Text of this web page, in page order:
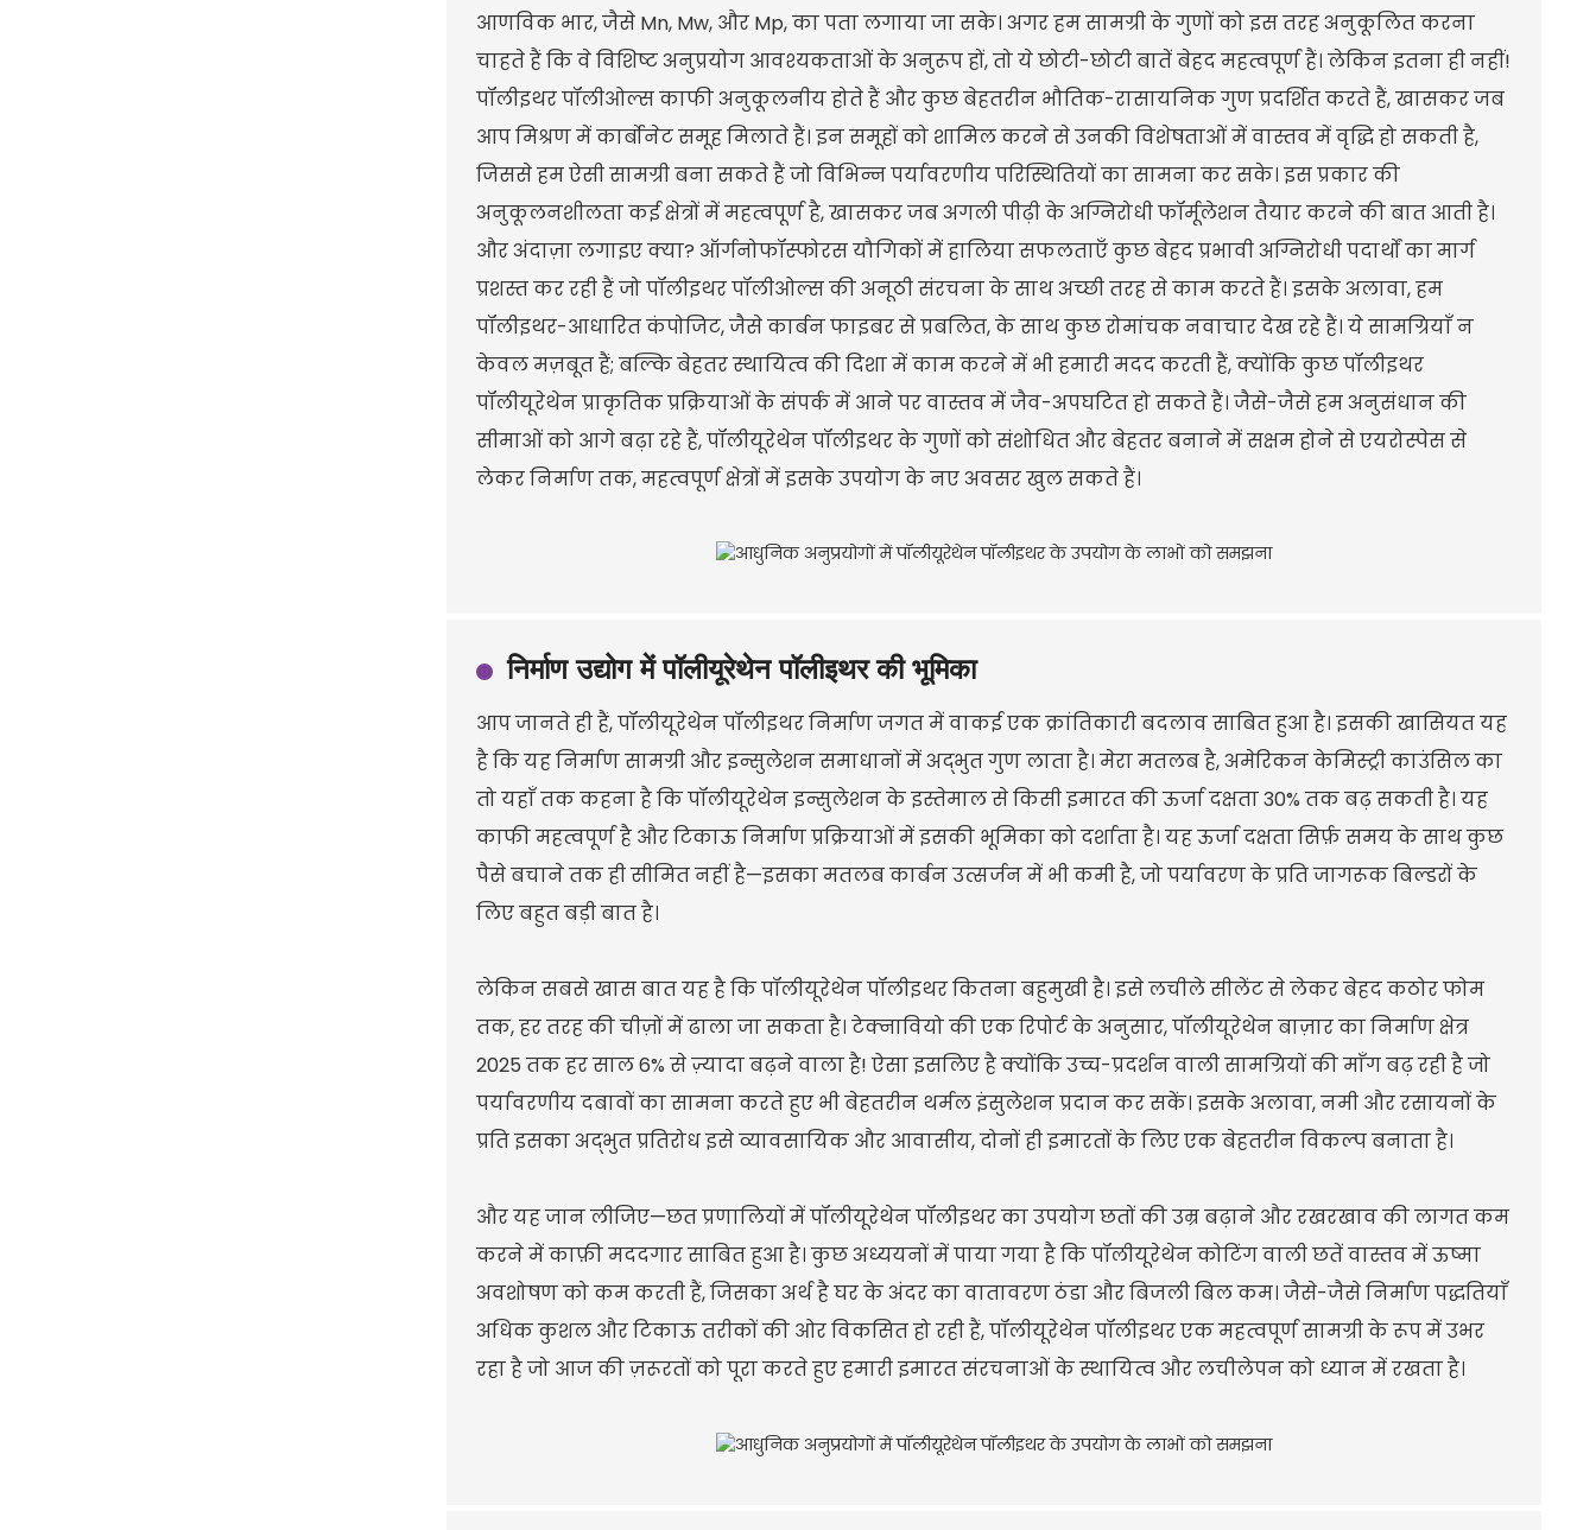
आणविक भार, जैसे Mn, Mw, और Mp, का पता लगाया जा सके। अगर हम सामग्री के गुणों को इस तरह अनुकूलित करना
चाहते हैं कि वे विशिष्ट अनुप्रयोग आवश्यकताओं के अनुरूप हों, तो ये छोटी-छोटी बातें बेहद महत्वपूर्ण हैं। लेकिन इतना ही नहीं!
पॉलीइथर पॉलीओल्स काफी अनुकूलनीय होते हैं और कुछ बेहतरीन भौतिक-रासायनिक गुण प्रदर्शित करते हैं, खासकर जब
आप मिश्रण में कार्बोनेट समूह मिलाते हैं। इन समूहों को शामिल करने से उनकी विशेषताओं में वास्तव में वृद्धि हो सकती है,
जिससे हम ऐसी सामग्री बना सकते हैं जो विभिन्न पर्यावरणीय परिस्थितियों का सामना कर सके। इस प्रकार की
अनुकूलनशीलता कई क्षेत्रों में महत्वपूर्ण है, खासकर जब अगली पीढ़ी के अग्निरोधी फॉर्मूलेशन तैयार करने की बात आती है।
और अंदाज़ा लगाइए क्या? ऑर्गनोफॉस्फोरस यौगिकों में हालिया सफलताएँ कुछ बेहद प्रभावी अग्निरोधी पदार्थों का मार्ग
प्रशस्त कर रही हैं जो पॉलीइथर पॉलीओल्स की अनूठी संरचना के साथ अच्छी तरह से काम करते हैं। इसके अलावा, हम
पॉलीइथर-आधारित कंपोजिट, जैसे कार्बन फाइबर से प्रबलित, के साथ कुछ रोमांचक नवाचार देख रहे हैं। ये सामग्रियाँ न
केवल मज़बूत हैं; बल्कि बेहतर स्थायित्व की दिशा में काम करने में भी हमारी मदद करती हैं, क्योंकि कुछ पॉलीइथर
पॉलीयूरेथेन प्राकृतिक प्रक्रियाओं के संपर्क में आने पर वास्तव में जैव-अपघटित हो सकते हैं। जैसे-जैसे हम अनुसंधान की
सीमाओं को आगे बढ़ा रहे हैं, पॉलीयूरेथेन पॉलीइथर के गुणों को संशोधित और बेहतर बनाने में सक्षम होने से एयरोस्पेस से
लेकर निर्माण तक, महत्वपूर्ण क्षेत्रों में इसके उपयोग के नए अवसर खुल सकते हैं।
निर्माण उद्योग में पॉलीयूरेथेन पॉलीइथर की भूमिका
आप जानते ही हैं, पॉलीयूरेथेन पॉलीइथर निर्माण जगत में वाकई एक क्रांतिकारी बदलाव साबित हुआ है। इसकी खासियत यह
है कि यह निर्माण सामग्री और इन्सुलेशन समाधानों में अद्भुत गुण लाता है। मेरा मतलब है, अमेरिकन केमिस्ट्री काउंसिल का
तो यहाँ तक कहना है कि पॉलीयूरेथेन इन्सुलेशन के इस्तेमाल से किसी इमारत की ऊर्जा दक्षता 30% तक बढ़ सकती है। यह
काफी महत्वपूर्ण है और टिकाऊ निर्माण प्रक्रियाओं में इसकी भूमिका को दर्शाता है। यह ऊर्जा दक्षता सिर्फ़ समय के साथ कुछ
पैसे बचाने तक ही सीमित नहीं है—इसका मतलब कार्बन उत्सर्जन में भी कमी है, जो पर्यावरण के प्रति जागरूक बिल्डरों के
लिए बहुत बड़ी बात है।
लेकिन सबसे खास बात यह है कि पॉलीयूरेथेन पॉलीइथर कितना बहुमुखी है। इसे लचीले सीलेंट से लेकर बेहद कठोर फोम
तक, हर तरह की चीज़ों में ढाला जा सकता है। टेक्नावियो की एक रिपोर्ट के अनुसार, पॉलीयूरेथेन बाज़ार का निर्माण क्षेत्र
2025 तक हर साल 6% से ज़्यादा बढ़ने वाला है! ऐसा इसलिए है क्योंकि उच्च-प्रदर्शन वाली सामग्रियों की माँग बढ़ रही है जो
पर्यावरणीय दबावों का सामना करते हुए भी बेहतरीन थर्मल इंसुलेशन प्रदान कर सकें। इसके अलावा, नमी और रसायनों के
प्रति इसका अद्भुत प्रतिरोध इसे व्यावसायिक और आवासीय, दोनों ही इमारतों के लिए एक बेहतरीन विकल्प बनाता है।
और यह जान लीजिए—छत प्रणालियों में पॉलीयूरेथेन पॉलीइथर का उपयोग छतों की उम्र बढ़ाने और रखरखाव की लागत कम
करने में काफ़ी मददगार साबित हुआ है। कुछ अध्ययनों में पाया गया है कि पॉलीयूरेथेन कोटिंग वाली छतें वास्तव में ऊष्मा
अवशोषण को कम करती हैं, जिसका अर्थ है घर के अंदर का वातावरण ठंडा और बिजली बिल कम। जैसे-जैसे निर्माण पद्धतियाँ
अधिक कुशल और टिकाऊ तरीकों की ओर विकसित हो रही हैं, पॉलीयूरेथेन पॉलीइथर एक महत्वपूर्ण सामग्री के रूप में उभर
रहा है जो आज की ज़रूरतों को पूरा करते हुए हमारी इमारत संरचनाओं के स्थायित्व और लचीलेपन को ध्यान में रखता है।